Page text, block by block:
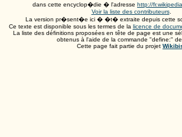
dans cette encyclop�die � l'adresse http://
Voir la liste des contributeurs.
La version pr�sent�e ici � �t� extraite depuis cette
Ce texte est disponible sous les termes de la licence de
La liste des définitions proposées en tête de page est une
obtenus à l'aide de la commande "define:" de
Cette page fait partie du projet